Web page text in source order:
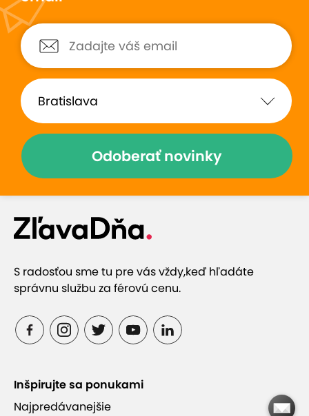
Prečo si vybrať túto ponuku
Rodinný penzión priamo v Rajeckých Tepliciach
10 % zľava do kúpeľného domu Afrodita (200
Tradičné ľudové jedlá slovenskej kuchyne
100 m od autobusovej a vlakovej zastávky
dostupnosť bez auta polpenzia
Odoberať novinky
S radosťou sme tu pre vás vždy,keď hľadáte
správnu službu za férovú cenu.
Inšpirujte sa ponukami
Najpredávanejšie